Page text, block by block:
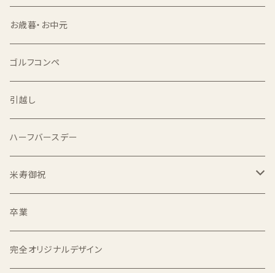
食べ比べセット
出生体重米
3kg
5kg
双子用
お歳暮・お中元
ゴルフコンペ
引越し
ハーフバースデー
米寿御祝
2kg
卒業
完全オリジナルデザイン